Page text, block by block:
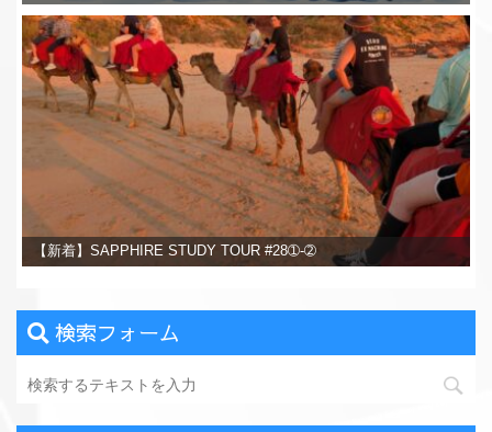
【新着】SAPPHIRE STUDY TOUR #28➀-➁
検索フォーム